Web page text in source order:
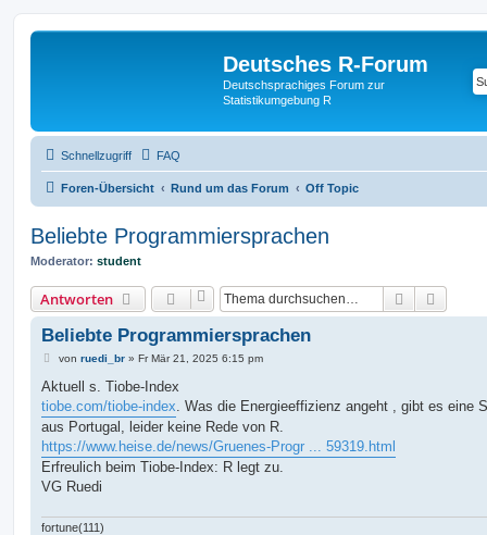
Deutsches R-Forum
Deutschsprachiges Forum zur
Statistikumgebung R
Schnellzugriff FAQ
Foren-Übersicht Rund um das Forum Off Topic
Beliebte Programmiersprachen
Moderator: student
Antworten Suche
Beliebte Programmiersprachen
B
i
r
a
g
von ruedi_br» Fr Mär 21, 2025 6:15 pm
Aktuell s. Tiobe-Index
tiobe.com/tiobe-index. Was die Energieeffizienz angeht , gibt es eine
aus Portugal, leider keine Rede von R.
https://www.heise.de/news/Gruenes-Progr ... 59319.html
Erfreulich beim Tiobe-Index: R legt zu.
VG Ruedi
fortune(111)